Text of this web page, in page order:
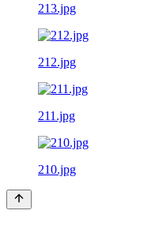
213.jpg
212.jpg
211.jpg
210.jpg